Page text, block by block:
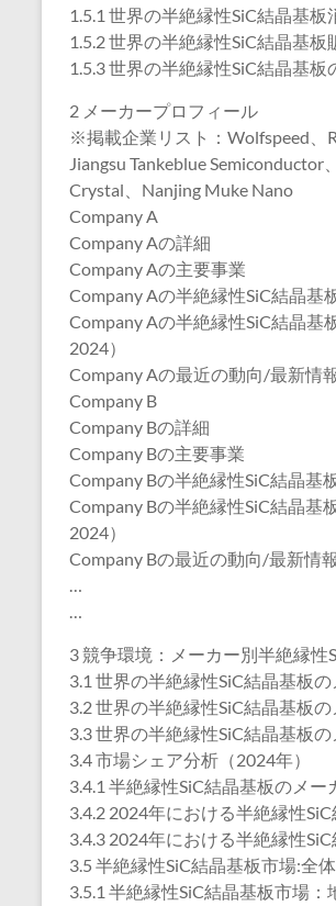
1.5.1 世界の半絶縁性SiC結晶基
1.5.2 世界の半絶縁性SiC結晶基板
1.5.3 世界の半絶縁性SiC結晶基
2 メーカープロフィール
※掲載企業リスト：Wolfspeed、
Jiangsu Tankeblue
Crystal、Nanjing Muke Nano
Company A
Company Aの詳細
Company Aの主要事業
Company Aの半絶縁性SiC結晶基
Company Aの半絶縁性SiC結晶
2024）
Company Aの最近の動向/最新情
Company B
Company Bの詳細
Company Bの主要事業
Company Bの半絶縁性SiC結晶基
Company Bの半絶縁性SiC結晶
2024）
Company Bの最近の動向/最新情報
…
…
3 競争環境：メーカー別半絶縁性
3.1 世界の半絶縁性SiC結晶基板
3.2 世界の半絶縁性SiC結晶基板
3.3 世界の半絶縁性SiC結晶基板
3.4 市場シェア分析（2024年）
3.4.1 半絶縁性SiC結晶基板のメ
3.4.2 2024年における半絶縁性
3.4.3 2024年における半絶縁性
3.5 半絶縁性SiC結晶基板市場:全
3.5.1 半絶縁性SiC結晶基板市場：